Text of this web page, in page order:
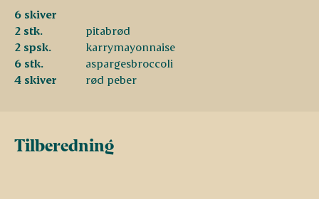
6 skiver
2 stk.
pitabrød
2 spsk.
karrymayonnaise
6 stk.
aspargesbroccoli
4 skiver
rød peber
Tilberedning